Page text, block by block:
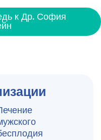
к Др. София